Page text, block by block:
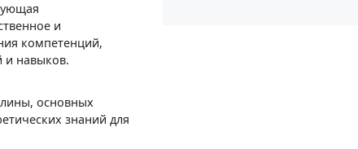
и
компетенций,
и навыков.
основных
знаний для